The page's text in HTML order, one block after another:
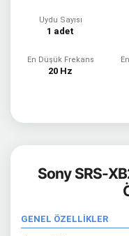
Uydu Sayısı
1 adet
En Düşük Frekans
20 Hz
Sony SRS-
GENEL ÖZELLİKLER